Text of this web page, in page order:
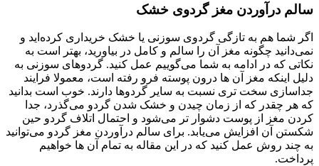
سالم درآوردن مغز گردوی خشک
اگر شما هم به تازگی گردوی سوزنی یا خشک خریداری کرده‌اید و
نمی‌دانید چگونه مغز آن را سالم و کامل در بیاورید، بهتر است به
نکاتی که در ادامه به شما می‌گوییم عمل کنید. گردوهای سوزنی به
دلیل اینکه مغز آن ها درون پوسته فرو رفته است، معمولا فرایند
جداسازی سخت تری نسبت به سایر گردوها دارند. خوب است بدانید
که هر چقدر که از زمان چیدن و خشک شدن گردو می‌گذرد، جدا
کردن مغز از پوست دشوار تر می‌شود و احتمال اتلاف گردو حین
شکستن آن افزایش می‌یابد. برای سالم درآوردن مغز گردو می‌توانید
به چند روش عمل کنید که در این مقاله به تمام آن ها خواهیم
پرداخت.